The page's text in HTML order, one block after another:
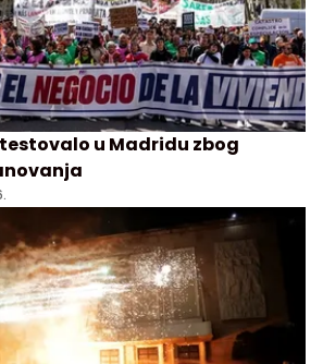
u Madridu zbog